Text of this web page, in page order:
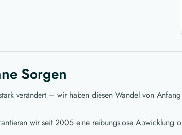
Sorgen
verändert – wir haben diesen Wandel von
wir seit 2005 eine reibungslose